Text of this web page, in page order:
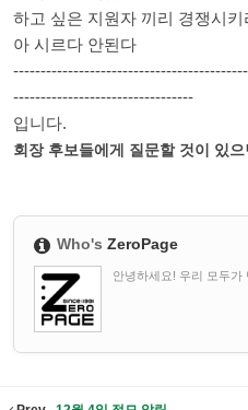
하고 싶은 지원자 끼리 경쟁시키
아 시르다 안된다
---------------------------------
입니다.
회장 후보들에게 질문할 것이 있
Who'sZeroPage
안녕하세요! 우리 모두가